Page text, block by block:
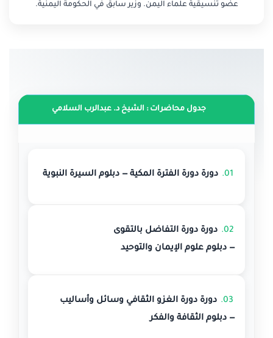
عضو تنسيقية علماء اليمن. وزير سابق في الحكومة اليمنية.
جدول محاضرات : الشيخ د. عبدالرب السلامي
01. دورة دورة الفترة المكية— دبلوم السيرة النبوية
02.
دورة دورة التفاضل بالتقوى
— دبلوم علوم الإيمان والتوحيد
03.
دورة دورة الغزو الثقافي وسائل وأساليب
— دبلوم الثقافة والفكر